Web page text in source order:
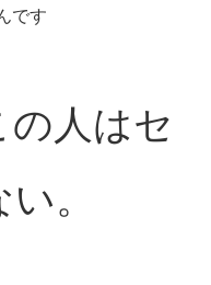
です
の人はセ
。